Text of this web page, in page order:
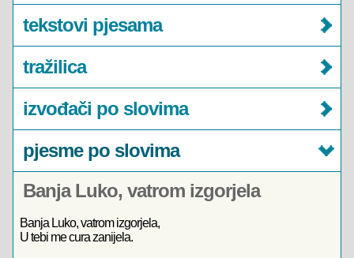
tekstovi pjesama
tražilica
izvođači po slovima
pjesme po slovima
Banja Luko, vatrom izgorjela
Banja Luko, vatrom izgorjela,
U tebi me cura zanijela.